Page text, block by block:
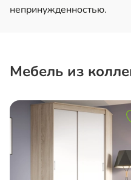
непринужденностью.
Мебель из